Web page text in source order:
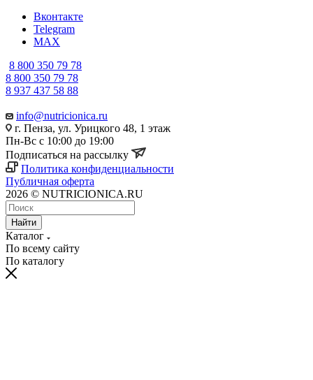
Вконтакте
Telegram
MAX
8 800 350 79 78
8 800 350 79 78
8 937 437 58 88
info@nutricionica.ru
г. Пенза, ул. Урицкого 48, 1 этаж
Пн-Вс с 10:00 до 19:00
Подписаться на рассылку
Политика конфиденциальности
Публичная оферта
2026 © NUTRICIONICA.RU
Найти
Каталог
По всему сайту
По каталогу